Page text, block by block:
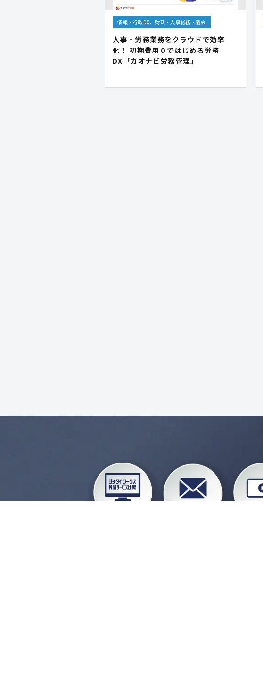
情報・行政DX、財政・人事総務・議会
人事・労務業務をクラウドで効率
化！ 初期費用０ではじめる労務
DX「カオナビ労務管理」